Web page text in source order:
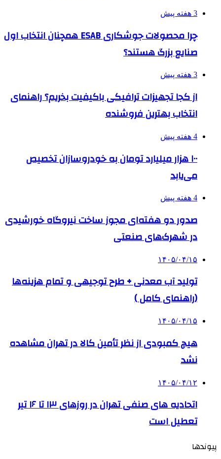
3 هفته پیش
چرا محصولات جوشکاری ESAB همچنان انتخاب اول
صنایع بزرگ هستند؟
3 هفته پیش
از کجا تجهیزات ترافیکی باکیفیت بخریم؟ راهنمای
انتخاب بهترین فروشنده
4 هفته پیش
۱۰۰ هزار میلیارد تومان به خودروسازان تخصیص
می‌یابد
4 هفته پیش
صدور دو هفته‌ای مجوز ساخت نیروگاه خورشیدی
در شهرک‌های صنعتی
۱۴۰۵/۰۴/۱۵
تولید آب معدنی + طرح توجیهی و تمام هزینه‌ها
(راهنمای کامل )
۱۴۰۵/۰۴/۱۵
هیچ کمبودی از نظر تأمین کالا در تهران مشاهده
نشد
۱۴۰۵/۰۴/۱۲
اتحادیه های صنفی تهران در روزهای ۱۳ تا ۱۶ تیر
تعطیل است
پیوندها